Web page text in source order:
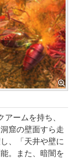
ームを持ち、
窟の壁面すら走
、「天井や壁に
。また、暗闇を